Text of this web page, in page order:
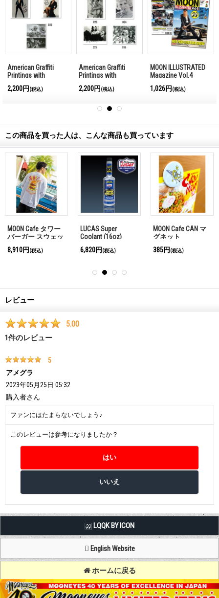
American Graffiti
Printings with
2,200円 (税込)
American Graffiti
Printings with
2,200円 (税込)
MOON ILLUSTRATED
Magazine Vol.4
1,026円 (税込)
この商品を買った人は、こんな商品も買っています
MOON Cafe タワー
バーガー スウェッ
8,910円 (税込)
LUCAS Super
Coolant (16oz)
6,820円 (税込)
MOON Cafe CAN マ
グネット
385円 (税込)
レビュー
5.00
1件のレビュー
5
アメグラ
2023年05月25日 05:32
購入者さん
ファンにはたまらないでしょう♪
このレビューは参考になりましたか？
LQQK BY ICON
English Website
ホームに戻る
Copyright (C) MOON OF JAPAN, INC. All Rights Reserved.